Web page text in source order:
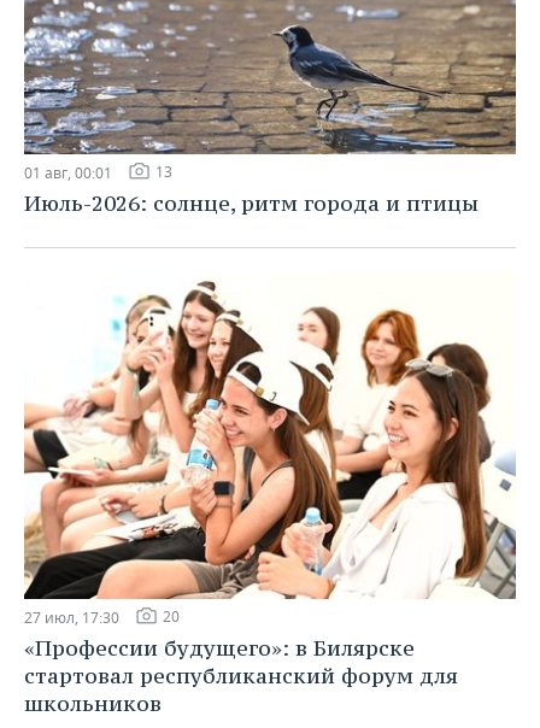
01 авг, 00:01 13
Июль-2026: солнце, ритм города и птицы
27 июл, 17:30 20
«Профессии будущего»: в Билярске
стартовал республиканский форум для
школьников